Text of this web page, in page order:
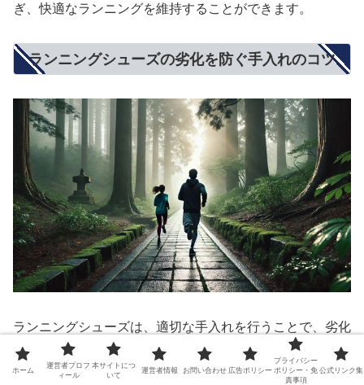
ぎ、快適なランニングを維持することができます。
ランニングシューズの劣化を防ぐ手入れのコツ
ランニングシューズは、適切な手入れを行うことで、劣化
を防ぎ、長く快適に使用することができます。
ホーム
運営者プロフ
ィール
本サイトにつ
いて
運営者情報 お問い合わせ 広告ポリシー
プライバシー
ポリシー・免
責事項
公式リンク集